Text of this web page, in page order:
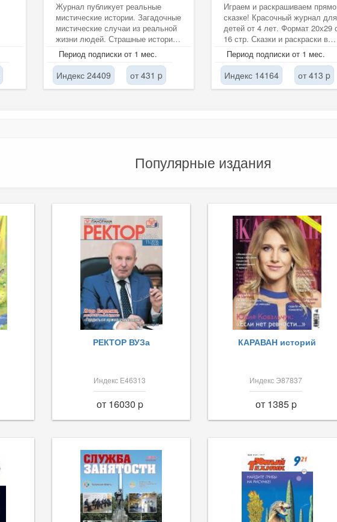
Журнал публикует реальные
мистические истории. Загадочные
мистические случаи из реальной
жизни людей. Страшные истории
очевидцев и участников этих...
Период подписки от 1 мес.
Индекс 24409 от 431 p
Играем и раскрашиваем
сказке! Красочный журнал для
детей от 4 лет. Формат 20х29 см,
16 стр. Сказки и раскраски в
одном журнале. На каждую...
Период подписки от 1 мес.
Индекс 14164 от 413 p
Популярные издания
РЕКТОР ВУЗа
Индекс Е46313
от 16030 p
КАРАВАН историй
Индекс Э87837
от 1385 p